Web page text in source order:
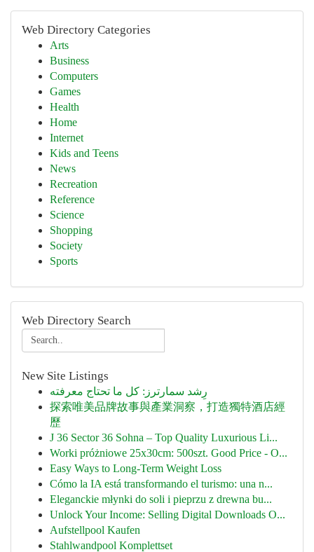
Web Directory Categories
Arts
Business
Computers
Games
Health
Home
Internet
Kids and Teens
News
Recreation
Reference
Science
Shopping
Society
Sports
Web Directory Search
New Site Listings
رِشد سمارترز: كل ما تحتاج معرفته
探索唯美品牌故事與產業洞察，打造獨特酒店經
歷
J 36 Sector 36 Sohna – Top Quality Luxurious Li...
Worki próżniowe 25x30cm: 500szt. Good Price - O...
Easy Ways to Long-Term Weight Loss
Cómo la IA está transformando el turismo: una n...
Eleganckie młynki do soli i pieprzu z drewna bu...
Unlock Your Income: Selling Digital Downloads O...
Aufstellpool Kaufen
Stahlwandpool Komplettset